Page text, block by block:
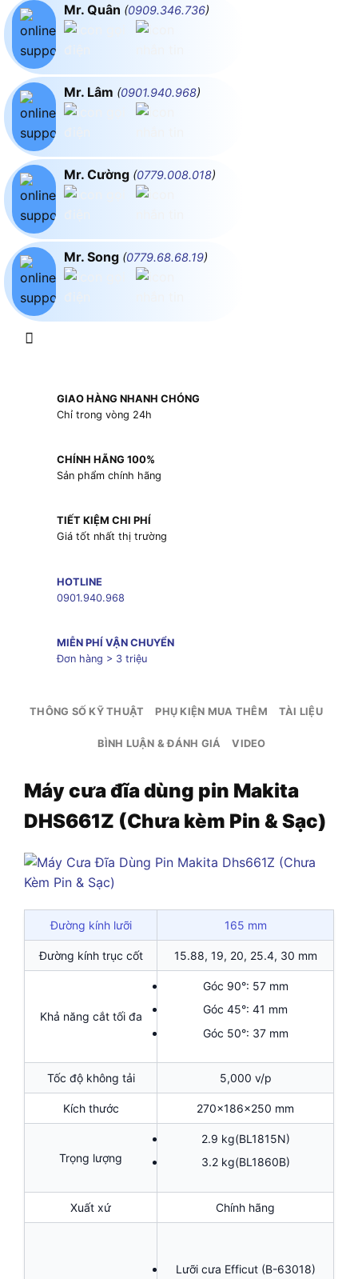
Mr. Quân (0909.346.736)
Mr. Lâm (0901.940.968)
Mr. Cường (0779.008.018)
Mr. Song (0779.68.68.19)
GIAO HÀNG NHANH CHÓNG
Chỉ trong vòng 24h
CHÍNH HÃNG 100%
Sản phẩm chính hãng
TIẾT KIỆM CHI PHÍ
Giá tốt nhất thị trường
HOTLINE
0901.940.968
MIỄN PHÍ VẬN CHUYỂN
Đơn hàng > 3 triệu
THÔNG SỐ KỸ THUẬT PHỤ KIỆN MUA THÊM TÀI LIỆU
BÌNH LUẬN & ĐÁNH GIÁ VIDEO
Máy cưa đĩa dùng pin Makita
DHS661Z (Chưa kèm Pin & Sạc)
Đường kính lưỡi 165 mm
Đường kính trục cốt 15.88, 19, 20, 25.4, 30 mm
Khả năng cắt tối đa
Góc 90°: 57 mm
Góc 45°: 41 mm
Góc 50°: 37 mm
Tốc độ không tải 5,000 v/p
Kích thước 270x186x250 mm
Trọng lượng
2.9 kg(BL1815N)
3.2 kg(BL1860B)
Xuất xứ Chính hãng
Lưỡi cưa Efficut (B-63018)